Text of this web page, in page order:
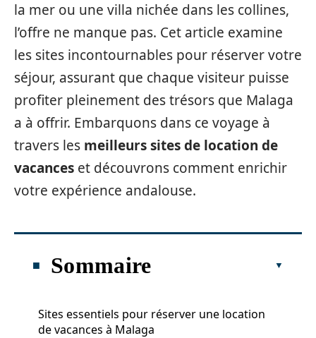
la mer ou une villa nichée dans les collines,
l’offre ne manque pas. Cet article examine
les sites incontournables pour réserver votre
séjour, assurant que chaque visiteur puisse
profiter pleinement des trésors que Malaga
a à offrir. Embarquons dans ce voyage à
travers les meilleurs sites de location de
vacances et découvrons comment enrichir
votre expérience andalouse.
Sommaire
Sites essentiels pour réserver une location
de vacances à Malaga